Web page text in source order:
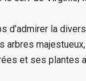
d’admirer la
arbres
et ses plantes